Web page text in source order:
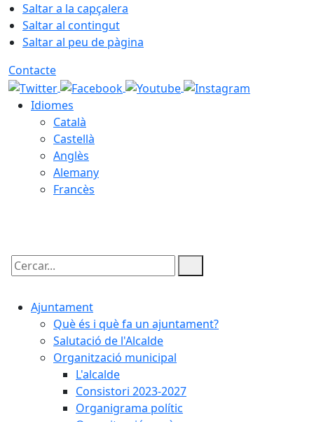
Saltar a la capçalera
Saltar al contingut
Saltar al peu de pàgina
Contacte
Idiomes
Català
Castellà
Anglès
Alemany
Francès
Cercar:
Ajuntament
Què és i què fa un ajuntament?
Salutació de l'Alcalde
Organització municipal
L'alcalde
Consistori 2023-2027
Organigrama polític